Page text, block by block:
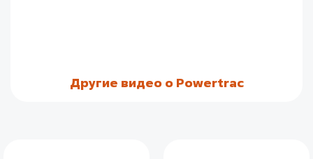
Другие видео о Powertrac